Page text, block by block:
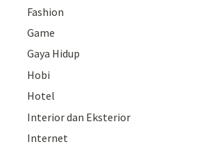
Fashion
Game
Gaya Hidup
Hobi
Hotel
Interior dan Eksterior
Internet